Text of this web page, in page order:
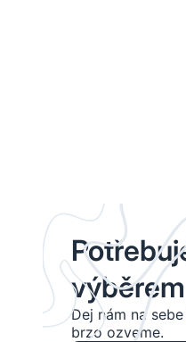
Dej nám na
brzo ozveme.